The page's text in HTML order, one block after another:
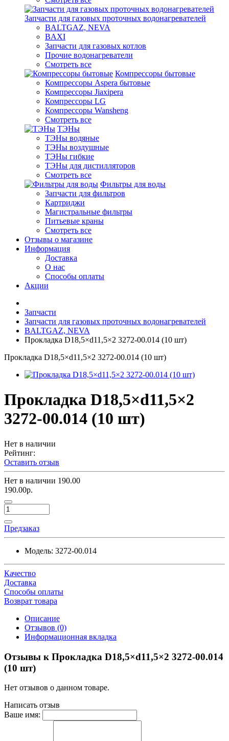
Запчасти для газовых проточных водонагревателей
BALTGAZ, NEVA
BAXI
Запчасти для газовых котлов
Прочие водонагреватели
Смотреть все
Компрессоры бытовые
Компрессоры Aspera бытовые
Компрессоры Jiaxipera
Компрессоры LG
Компрессоры Wansheng
Смотреть все
ТЭНы
ТЭНы водяные
ТЭНы воздушные
ТЭНы гибкие
ТЭНы для дистилляторов
Смотреть все
Фильтры для воды
Запчасти для фильтров
Картриджи
Магистральные фильтры
Питьевые краны
Смотреть все
Отзывы о магазине
Информация
Доставка
О нас
Способы оплаты
Акции
Запчасти
Запчасти для газовых проточных водонагревателей
BALTGAZ, NEVA
Прокладка D18,5×d11,5×2 3272-00.014 (10 шт)
Прокладка D18,5×d11,5×2 3272-00.014 (10 шт)
Прокладка D18,5×d11,5×2
3272-00.014 (10 шт)
Нет в наличии
Рейтинг:
Оставить отзыв
Нет в наличии 190.00
190.00р.
Предзаказ
Модель: 3272-00.014
Качество
Доставка
Способы оплаты
Возврат товара
Описание
Отзывов (0)
Информационная вкладка
Отзывы к Прокладка D18,5×d11,5×2 3272-00.014
(10 шт)
Нет отзывов о данном товаре.
Написать отзыв
Ваше имя: